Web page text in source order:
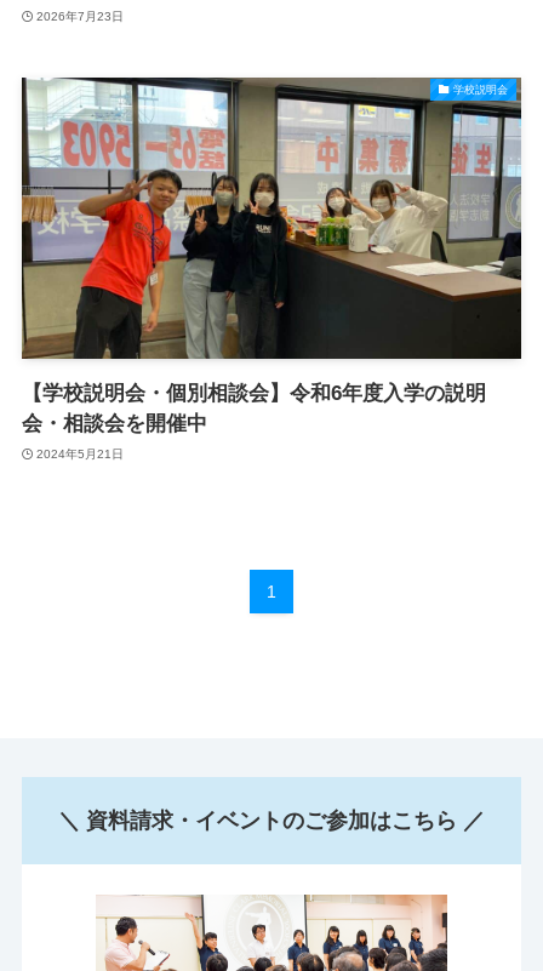
2026年7月23日
学校説明会
【学校説明会・個別相談会】令和6年度入学の説明
会・相談会を開催中
2024年5月21日
1
＼ 資料請求・イベントのご参加はこちら ／